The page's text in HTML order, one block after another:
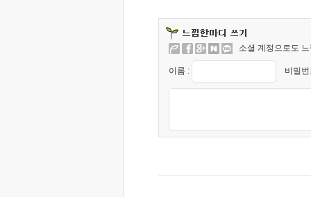
소셜 계정으로도
이름 : 비밀번